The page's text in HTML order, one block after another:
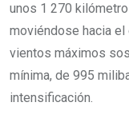
unos 1 270
moviéndose hacia
vientos máximos
mínima, de 995
intensificación.